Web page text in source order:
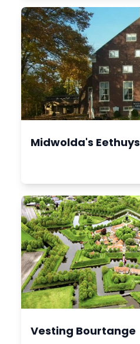
Midwolda's Eethuys
Vesting Bourtange